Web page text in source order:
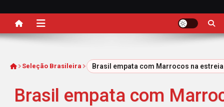
InícioSeleção Brasileira Brasil empata com Marrocos na
Brasil empata com